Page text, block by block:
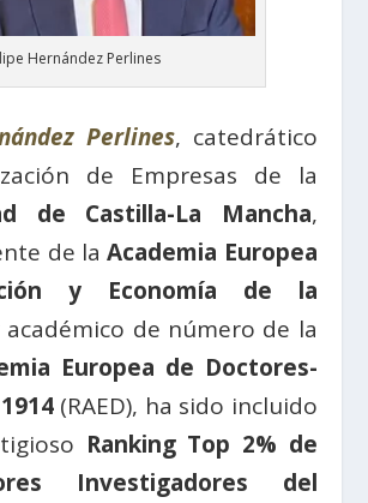
Hernández Perlines
Perlines, catedrático
de Empresas de la
de Castilla-La Mancha,
de laAcademia Europea
y Economía de la
académico de número de la
Europea de Doctores-
(RAED), ha sido incluido
Ranking Top 2% de
Investigadores del